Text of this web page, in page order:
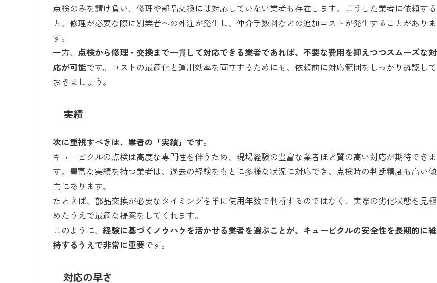
点検のみを請け負い、修理や部品交換には対応していない業者も存在します。こうした業者に依頼する
と、修理が必要な際に別業者への外注が発生し、仲介手数料などの追加コストが発生することがありま
す。
一方、 点検から修理・交換まで一貫して対応できる業者であれば、不要な費用を抑えつつスムーズな対
応が可能です。コストの最適化と運用効率を両立するためにも、依頼前に対応範囲をしっかり確認して
おきましょう。
実績
次に重視すべきは、業者の「実績」です。
キュービクルの点検は高度な専門性を伴うため、現場経験の豊富な業者ほど質の高い対応が期待できま
す。豊富な実績を持つ業者は、過去の経験をもとに多様な状況に対応でき、点検時の判断精度も高い傾
向にあります。
たとえば、部品交換が必要なタイミングを単に使用年数で判断するのではなく、実際の劣化状態を見極
めたうえで最適な提案をしてくれます。
このように、経験に基づくノウハウを活かせる業者を選ぶことが、キュービクルの安全性を長期的に維
持するうえで非常に重要です。
対応の早さ